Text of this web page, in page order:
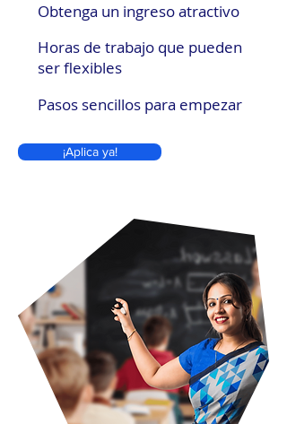
Obtenga un ingreso atractivo
Horas de trabajo que pueden
ser flexibles
Pasos sencillos para empezar
¡Aplica ya!